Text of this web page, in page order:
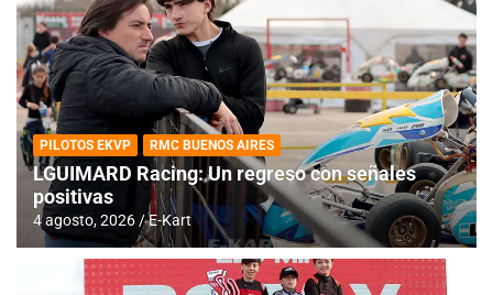
PILOTOS EKVP RMC BUENOS AIRES
LGUIMARD Racing: Un regreso con señales
positivas
4 agosto, 2026 E-Kart